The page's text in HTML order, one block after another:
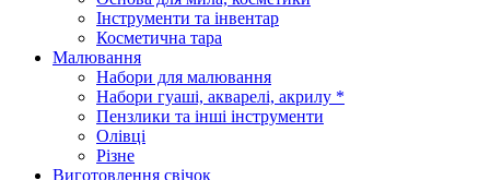
Інструменти та інвентар
Косметична тара
Малювання
Набори для малювання
Набори гуаші, акварелі, акрилу *
Пензлики та інші інструменти
Олівці
Різне
Виготовлення свічок